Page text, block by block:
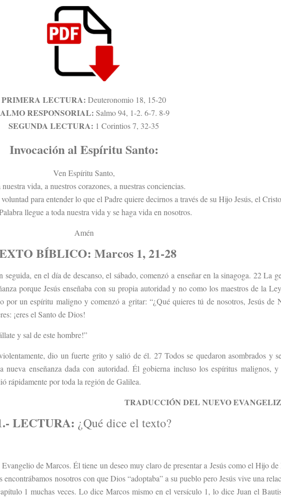
PRIMERA LECTURA:Deuteronomio 18, 15-20
RESPONSORIAL:Salmo 94, 1-2. 6-7. 8-9
SEGUNDA LECTURA: 1 Corintios 7, 32-35
Invocación al Espíritu Santo:
Ven Espíritu Santo,
vida, a nuestros corazones, a nuestras conciencias.
para entender lo que el Padre quiere decirnos a través de su Hijo Jesús, el
llegue a toda nuestra vida y se haga vida en nosotros.
Amén
BÍBLICO: Marcos 1, 21-28
en el día de descanso, el sábado, comenzó a enseñar en la sinagoga. 22 La
porque Jesús enseñaba con su propia autoridad y no como los maestros de la
por un espíritu maligno y comenzó a gritar: “¿Qué quieres tú de nosotros, Jesús de
¡eres el Santo de Dios!
y sal de este hombre!”
dio un fuerte grito y salió de él. 27 Todos se quedaron asombrados y
nueva enseñanza dada con autoridad. Él gobierna incluso los espíritus malignos,
rápidamente por toda la región de Galilea.
TRADUCCIÓN DEL NUEVO
LECTURA: ¿Qué dice el texto?
de Marcos. Él tiene un deseo muy claro de presentar a Jesús como el Hijo
nosotros con que Dios “adoptaba” a su pueblo pero Jesús vive una
1 muchas veces. Lo dice Marcos mismo en el versículo 1, lo dice Juan el